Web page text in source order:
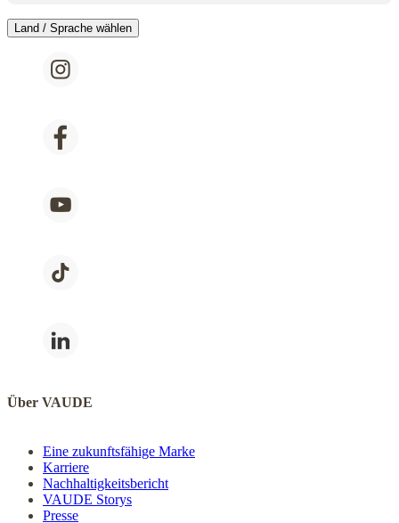
Land / Sprache wählen
Über VAUDE
Eine zukunftsfähige Marke
Karriere
Nachhaltigkeitsbericht
VAUDE Storys
Presse